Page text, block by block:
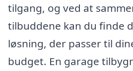
tilgang, og ved at
tilbuddene kan du finde
løsning, der passer til
budget. En garage